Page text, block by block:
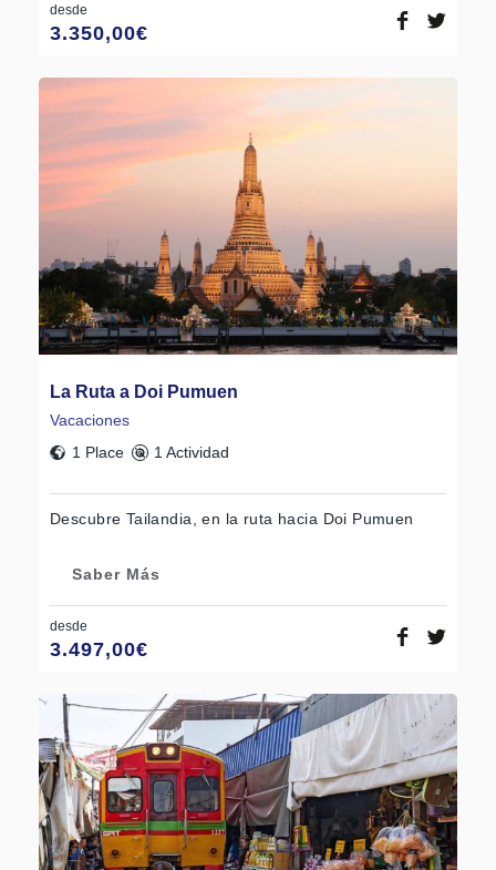
desde
3.350,00€
La Ruta a Doi Pumuen
Vacaciones
1 Place
1 Actividad
Descubre Tailandia, en la ruta hacia Doi Pumuen
Saber Más
desde
3.497,00€